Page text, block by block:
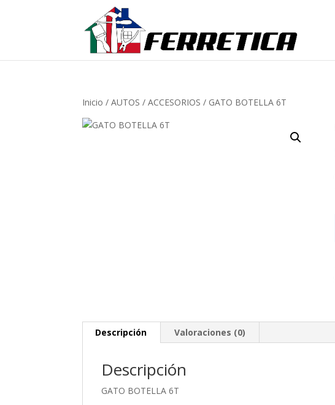
Inicio /AUTOS /ACCESORIOS / GATO BOTELLA 6T
Descripción Valoraciones (0)
Descripción
GATO BOTELLA 6T